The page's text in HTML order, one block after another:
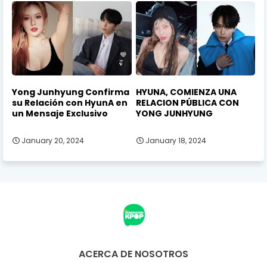
Yong Junhyung Confirma
su Relación con HyunA en
un Mensaje Exclusivo
January 20, 2024
HYUNA, COMIENZA UNA
RELACION PÚBLICA CON
YONG JUNHYUNG
January 18, 2024
ACERCA DE NOSOTROS